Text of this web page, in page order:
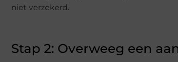
niet verzekerd.
Stap 2: Overweeg een